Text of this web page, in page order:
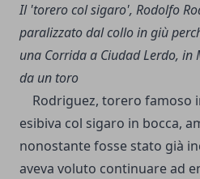
Il 'torero col sigaro', Rodolfo
paralizzato dal collo in giù
una Corrida a Ciudad Lerdo, in
da un toro
Rodriguez, torero famoso
esibiva col sigaro in bocca,
nonostante fosse stato già
aveva voluto continuare ad